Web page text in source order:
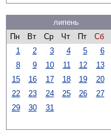
липень
Пн
Вт Ср Чт Пт Сб
1
2 3 4 5 6
8
9 10 11 12 13
15
16 17 18 19 20
22
23 24 25 26 27
29
30 31